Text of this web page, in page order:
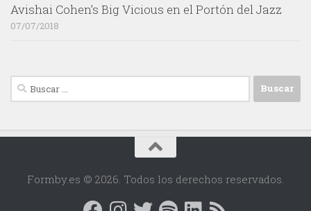
Avishai Cohen’s Big Vicious en el Portón del Jazz
07/07/2018
Buscar:
Formby.es © 2026. Todos los derechos reservados.